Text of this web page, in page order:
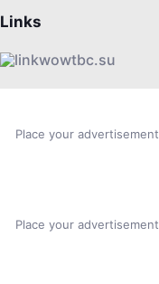
Links
wowtbc.su
Place your advertisement
Place your advertisement